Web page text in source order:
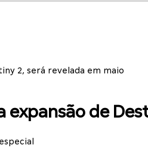
2, será revelada em maio
expansão de